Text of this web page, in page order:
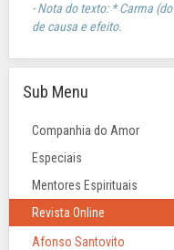
- Nota do texto: * Carma
de causa e efeito.
Sub Menu
Companhia do Amor
Especiais
Mentores Espirituais
Revista Online
Afonso Santovito